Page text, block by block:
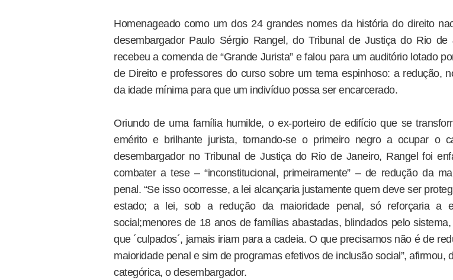
Homenageado como um dos 24 grandes nomes da história do direito
desembargador Paulo Sérgio Rangel, do Tribunal de Justiça do Rio de
recebeu a comenda de “Grande Jurista” e falou para um auditório lotado
de Direito e professores do curso sobre um tema espinhoso: a redução,
da idade mínima para que um indivíduo possa ser encarcerado.
Oriundo de uma família humilde, o ex-porteiro de edifício que se
emérito e brilhante jurista, tornando-se o primeiro negro a ocupar o
desembargador no Tribunal de Justiça do Rio de Janeiro, Rangel foi
combater a tese – “inconstitucional, primeiramente” – de redução da
penal. “Se isso ocorresse, a lei alcançaria justamente quem deve ser
estado; a lei, sob a redução da maioridade penal, só reforçaria a
social;menores de 18 anos de famílias abastadas, blindados pelo
que ´culpados´, jamais iriam para a cadeia. O que precisamos não é de
maioridade penal e sim de programas efetivos de inclusão social”, afirmou,
categórica, o desembargador.